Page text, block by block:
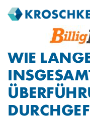
WIE